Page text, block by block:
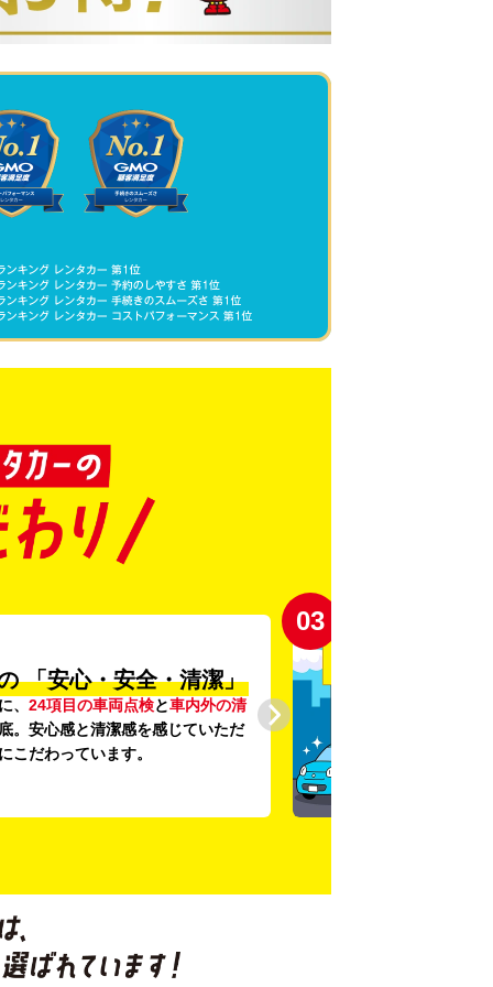
「安心・安全・清潔」
、 24項目の車両点検と車内外の清
。安心感と清潔感を感じていただ
こだわっています。
03